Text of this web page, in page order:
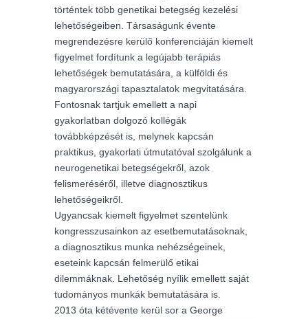
történtek több genetikai betegség kezelési
lehetőségeiben. Társaságunk évente
megrendezésre kerülő konferenciáján kiemelt
figyelmet fordítunk a legújabb terápiás
lehetőségek bemutatására, a külföldi és
magyarországi tapasztalatok megvitatására.
Fontosnak tartjuk emellett a napi
gyakorlatban dolgozó kollégák
továbbképzését is, melynek kapcsán
praktikus, gyakorlati útmutatóval szolgálunk a
neurogenetikai betegségekről, azok
felismeréséről, illetve diagnosztikus
lehetőségeikről.
Ugyancsak kiemelt figyelmet szentelünk
kongresszusainkon az esetbemutatásoknak,
a diagnosztikus munka nehézségeinek,
eseteink kapcsán felmerülő etikai
dilemmáknak. Lehetőség nyílik emellett saját
tudományos munkák bemutatására is.
2013 óta kétévente kerül sor a George